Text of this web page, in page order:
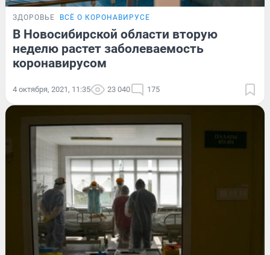
ЗДОРОВЬЕ ВСЁ О КОРОНАВИРУСЕ
В Новосибирской области вторую
неделю растет заболеваемость
коронавирусом
4 октября, 2021, 11:35 23 040 175